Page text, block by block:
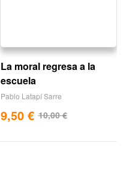
La moral regresa a la
escuela
Pablo Latapí Sarre
10,00€
9,50 €